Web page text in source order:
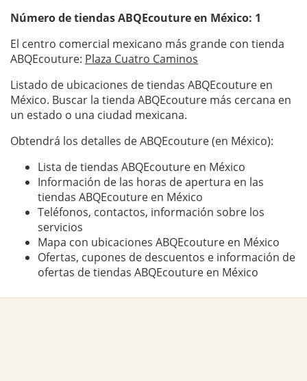
Número de tiendasABQEcoutureen México: 1
El centro comercial mexicano más grande con tienda
ABQEcouture: Plaza Cuatro Caminos
Listado de ubicaciones de tiendas ABQEcouture en
México. Buscar la tienda ABQEcouture más cercana en
un estado o una ciudad mexicana.
Obtendrá los detalles de ABQEcouture (en México):
Lista de tiendas ABQEcouture en México
Información de las horas de apertura en las
tiendas ABQEcouture en México
Teléfonos, contactos, información sobre los
servicios
Mapa con ubicaciones ABQEcouture en México
Ofertas, cupones de descuentos e información de
ofertas de tiendas ABQEcouture en México